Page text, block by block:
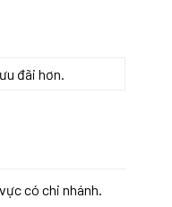
đãi hơn.
có chi nhánh.